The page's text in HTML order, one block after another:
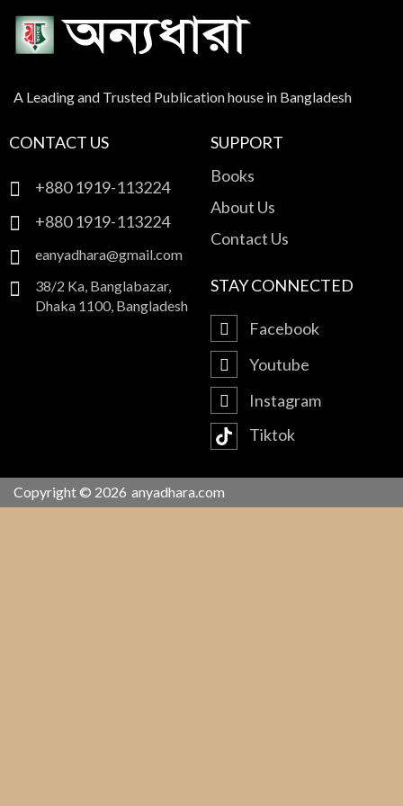
A Leading and Trusted Publication house in Bangladesh
CONTACT US
+880 1919-113224
+880 1919-113224
eanyadhara@gmail.com
38/2 Ka, Banglabazar,
Dhaka 1100, Bangladesh
SUPPORT
Books
About Us
Contact Us
STAY CONNECTED
Facebook
Youtube
Instagram
Tiktok
Copyright © 2026 anyadhara.com